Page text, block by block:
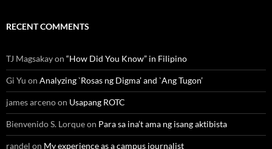
RECENT COMMENTS
TJ Magsakayon “How Did You Know” in Filipino
Gi Yu on Analyzing `Rosas ng Digma’ and `Ang Tugon’
james arcenoon Usapang ROTC
Bienvenido S. Lorqueon Para sa ina’t ama ng isang aktibista
randel on My experience as a campus journalist